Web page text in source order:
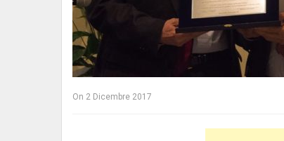
On 2 Dicembre 2017